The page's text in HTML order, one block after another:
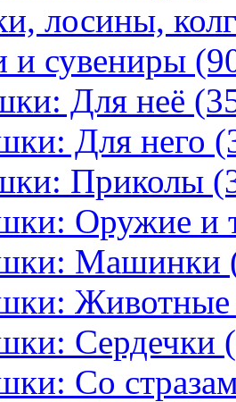
лосины,
и сувениры
Для неё
Для него
Приколы
Оружие и
Машинки
Животные
Сердечки
Со